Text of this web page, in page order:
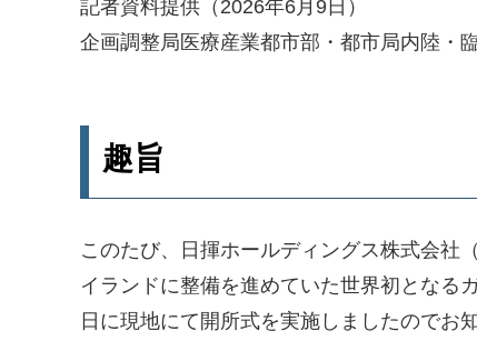
記者資料提供（2026年6月9日）
企画調整局医療産業都市部・都市局内陸・
趣旨
このたび、日揮ホールディングス株式会社
イランドに整備を進めていた世界初となる
日に現地にて開所式を実施しましたのでお